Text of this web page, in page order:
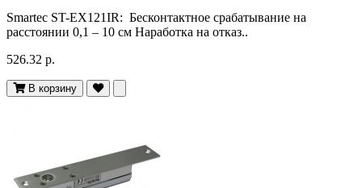
Smartec ST-EX121IR: Бесконтактное срабатывание на
расстоянии 0,1 – 10 см Наработка на отказ..
526.32 р.
В корзину